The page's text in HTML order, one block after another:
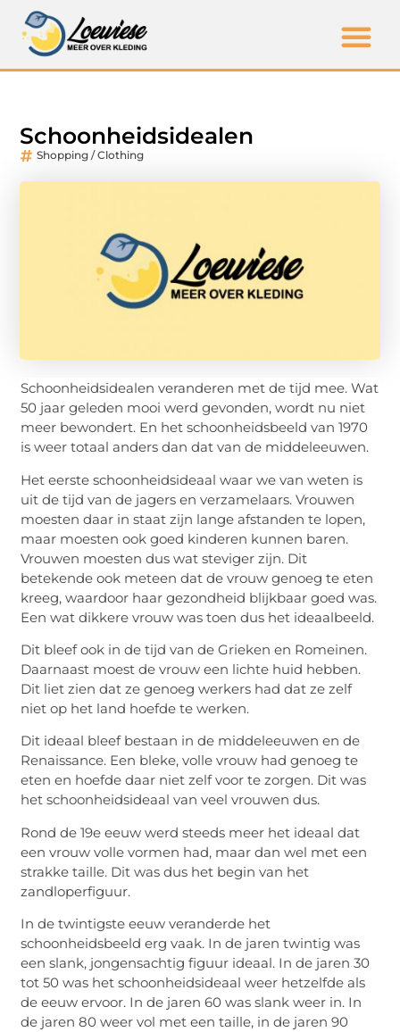
Schoonheidsidealen
Shopping / Clothing
Schoonheidsidealen veranderen met de tijd mee. Wat
50 jaar geleden mooi werd gevonden, wordt nu niet
meer bewondert. En het schoonheidsbeeld van 1970
is weer totaal anders dan dat van de middeleeuwen.
Het eerste schoonheidsideaal waar we van weten is
uit de tijd van de jagers en verzamelaars. Vrouwen
moesten daar in staat zijn lange afstanden te lopen,
maar moesten ook goed kinderen kunnen baren.
Vrouwen moesten dus wat steviger zijn. Dit
betekende ook meteen dat de vrouw genoeg te eten
kreeg, waardoor haar gezondheid blijkbaar goed was.
Een wat dikkere vrouw was toen dus het ideaalbeeld.
Dit bleef ook in de tijd van de Grieken en Romeinen.
Daarnaast moest de vrouw een lichte huid hebben.
Dit liet zien dat ze genoeg werkers had dat ze zelf
niet op het land hoefde te werken.
Dit ideaal bleef bestaan in de middeleeuwen en de
Renaissance. Een bleke, volle vrouw had genoeg te
eten en hoefde daar niet zelf voor te zorgen. Dit was
het schoonheidsideaal van veel vrouwen dus.
Rond de 19e eeuw werd steeds meer het ideaal dat
een vrouw volle vormen had, maar dan wel met een
strakke taille. Dit was dus het begin van het
zandloperfiguur.
In de twintigste eeuw veranderde het
schoonheidsbeeld erg vaak. In de jaren twintig was
een slank, jongensachtig figuur ideaal. In de jaren 30
tot 50 was het schoonheidsideaal weer hetzelfde als
de eeuw ervoor. In de jaren 60 was slank weer in. In
de jaren 80 weer vol met een taille, in de jaren 90